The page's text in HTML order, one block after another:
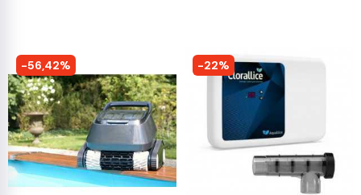
-56,42% -22%